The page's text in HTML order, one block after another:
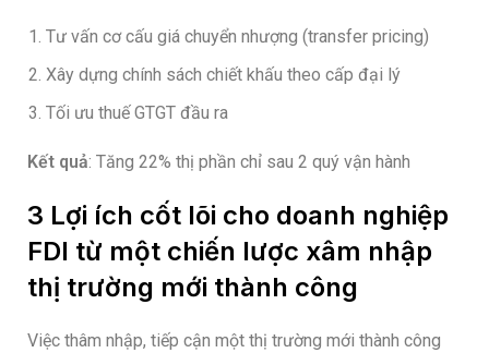
Tư vấn cơ cấu giá chuyển nhượng (transfer pricing)
Xây dựng chính sách chiết khấu theo cấp đại lý
Tối ưu thuế GTGT đầu ra
Kết quả: Tăng 22% thị phần chỉ sau 2 quý vận hành
3 Lợi ích cốt lõi cho doanh nghiệp
FDI từ một chiến lược xâm nhập
thị trường mới thành công
Việc thâm nhập, tiếp cận một thị trường mới thành công